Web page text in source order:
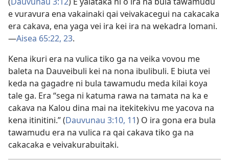
e vuravura ena vakainaki qai veivakacegui na cakacaka
era cakava, ena yaga vei ira kei ira na wekadra lomani.​
—Aisea 65:22, 23.
Kena ikuri era na vulica tiko ga na veika vovou me
baleta na Dauveibuli kei na nona ibulibuli. E biuta vei
keda na gagadre ni bula tawamudu meda kilai koya
tale ga. Era “sega ni katuma rawa na tamata na ka e
cakava na Kalou dina mai na itekitekivu me yacova na
kena itinitini.” (Dauvunau 3:​10, 11) O ira gona era bula
tawamudu era na vulica ra qai cakava tiko ga na
cakacaka e veivakurabuitaki.